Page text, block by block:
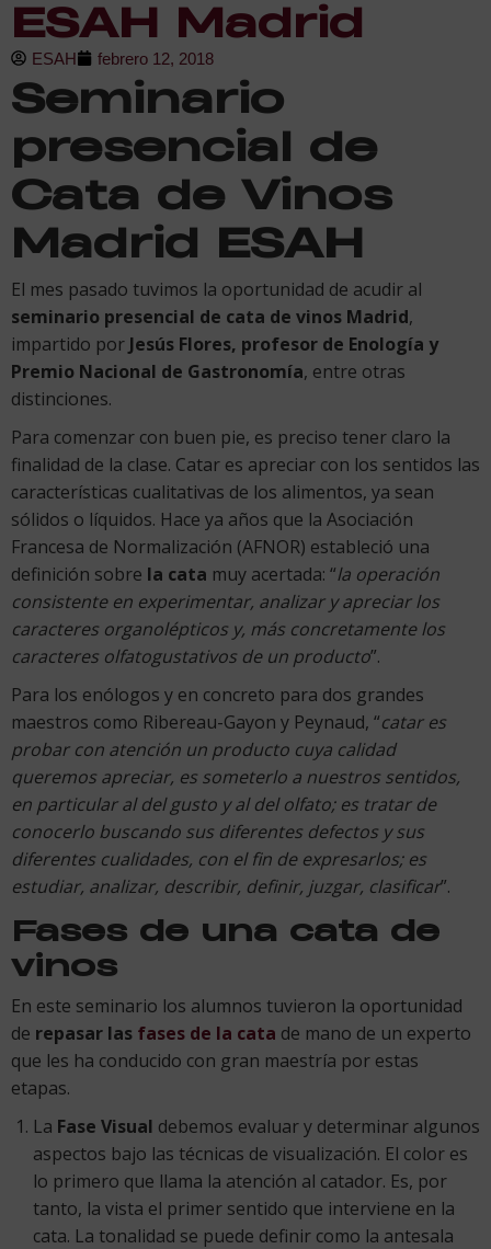
ESAH Madrid
ESAH febrero 12, 2018
Seminario
presencial de
Cata de Vinos
Madrid ESAH
El mes pasado tuvimos la oportunidad de acudir al
seminario presencial de cata de vinos Madrid,
impartido por Jesús Flores, profesor de Enología y
Premio Nacional de Gastronomía, entre otras
distinciones.
Para comenzar con buen pie, es preciso tener claro la
finalidad de la clase. Catar es apreciar con los sentidos las
características cualitativas de los alimentos, ya sean
sólidos o líquidos. Hace ya años que la Asociación
Francesa de Normalización (AFNOR) estableció una
definición sobre la cata muy acertada: “la operación
consistente en experimentar, analizar y apreciar los
caracteres organolépticos y, más concretamente los
caracteres olfatogustativos de un producto”.
Para los enólogos y en concreto para dos grandes
maestros como Ribereau-Gayon y Peynaud, “catar es
probar con atención un producto cuya calidad
queremos apreciar, es someterlo a nuestros sentidos,
en particular al del gusto y al del olfato; es tratar de
conocerlo buscando sus diferentes defectos y sus
diferentes cualidades, con el fin de expresarlos; es
estudiar, analizar, describir, definir, juzgar, clasificar”.
Fases de una cata de
vinos
En este seminario los alumnos tuvieron la oportunidad
de repasar las fases de la cata de mano de un experto
que les ha conducido con gran maestría por estas
etapas.
La Fase Visual debemos evaluar y determinar algunos
aspectos bajo las técnicas de visualización. El color es
lo primero que llama la atención al catador. Es, por
tanto, la vista el primer sentido que interviene en la
cata. La tonalidad se puede definir como la antesala